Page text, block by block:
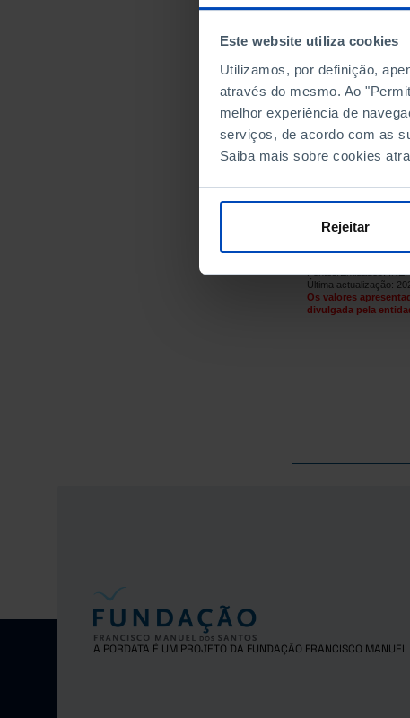
Este website utiliza cookies
Utilizamos, por definição,
através do mesmo. Ao
melhor experiência de
serviços, de acordo com as
Saiba mais sobre cookies
Rejeitar
1968
1969
1970
1971
1972
1973
1974
1975
1977
1978
1979
1980
1994
Fontes/Entidades: INE,
Última actualização:
Os valores
divulgada pela
A PORDATA É UM PROJETO DA FUNDAÇÃO FRANCISCO MANUEL